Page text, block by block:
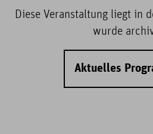
Diese Veranstaltung liegt in
wurde
Aktuelles